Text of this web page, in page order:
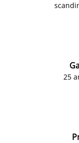
25